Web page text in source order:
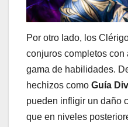
Por otro lado, los
conjuros completos con
gama de habilidades.
hechizos como Guía
pueden infligir un daño
que en niveles